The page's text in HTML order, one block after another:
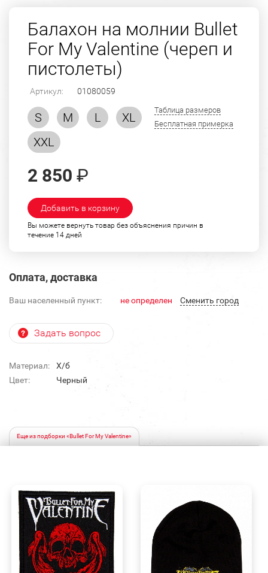
Балахон на молнии Bullet
For My Valentine (череп и
пистолеты)
Артикул: 01080059
S M L
XL
XXL
Таблица размеров
Бесплатная примерка
2 850 ₽
Добавить в корзину
Вы можете вернуть товар без объяснения причин в
течение 14 дней
Оплата, доставка
Ваш населенный пункт: не определен Cменить город
Задать вопрос
Материал:
Х/б
Цвет:
Черный
Еще из подборки «Bullet For My Valentine»